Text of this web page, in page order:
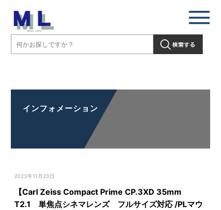
ズ フルサイズ対応 /PLマウント】の取扱いを開始しました」" />
インフォメーション
2023年11月23日
【Carl Zeiss Compact Prime CP.3XD 35mm
T2.1 単焦点シネマレンズ フルサイズ対応 /PLマウ